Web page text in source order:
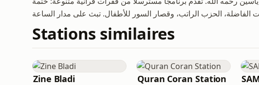
Stations similaires
Zine Bladi Quran Coran Station